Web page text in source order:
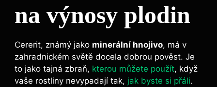
⁤na výnosy plodin
Cererit, známý jako minerální hnojivo, má v
zahradnickém světě docela dobrou pověst. Je
to ‍jako tajná zbraň,⁣ kterou můžete použít,‍ když
vaše‍ rostliny nevypadají tak, jak byste si přáli.